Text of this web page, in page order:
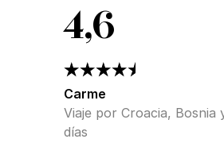
4,6
Carme
Viaje por Croacia, Bosnia
días